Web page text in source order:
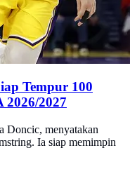
Tempur 100
2026/2027
Doncic, menyatakan
Ia siap memimpin